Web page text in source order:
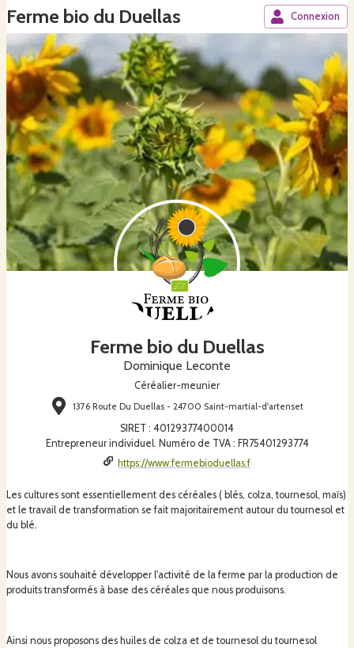
Ferme bio du Duellas Connexion
Ferme bio du Duellas
Dominique Leconte
Céréalier-meunier
1376 Route Du Duellas - 24700 Saint-martial-d'artenset
SIRET : 40129377400014
Entrepreneur individuel. Numéro de TVA : FR75401293774
https://www.fermebioduellas.f
Les cultures sont essentiellement des céréales ( blés, colza, tournesol, maïs)
et le travail de transformation se fait majoritairement autour du tournesol et
du blé.
Nous avons souhaité développer l'activité de la ferme par la production de
produits transformés à base des céréales que nous produisons.
Ainsi nous proposons des huiles de colza et de tournesol du tournesol